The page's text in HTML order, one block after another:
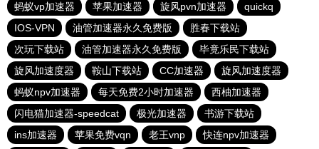
蚂蚁vp加速器
苹果加速器 旋风pvn加速器
quickq
IOS-VPN
油管加速器永久免费版
胜春下载站
次玩下载站
油管加速器永久免费版
毕竟乐民下载站
旋风加速度器
鞍山下载站 CC加速器
旋风加速度器
蚂蚁npv加速器
每天免费2小时加速器
西柚加速器
闪电猫加速器-speedcat
极光加速器
书游下载站
ins加速器
苹果免费vqn 老王vnp 快连npv加速器